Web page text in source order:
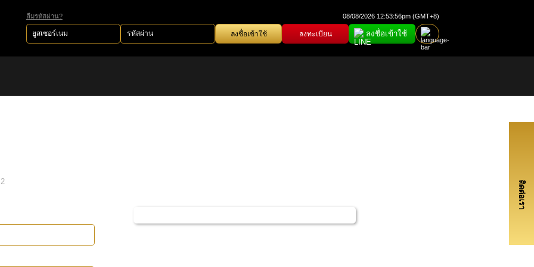
ติดต่อเรา
ลืมรหัสผ่าน? 08/08/2026 12:53:56pm (GMT+8)
ลงชื่อเข้าใช้ ลงทะเบียน ลงชื่อเข้าใช้
2